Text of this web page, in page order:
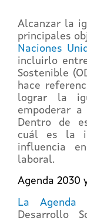
Alcanzar la
principales
Naciones
incluirlo
Sostenible
hace
lograr la
empoderar
Dentro de
cuál es la
influencia
laboral.
Agenda 2030
La Agenda
Desarrollo